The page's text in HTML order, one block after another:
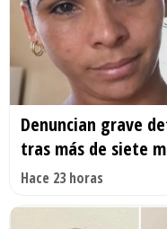
Denuncian grave
tras más de siete
Hace 23 horas